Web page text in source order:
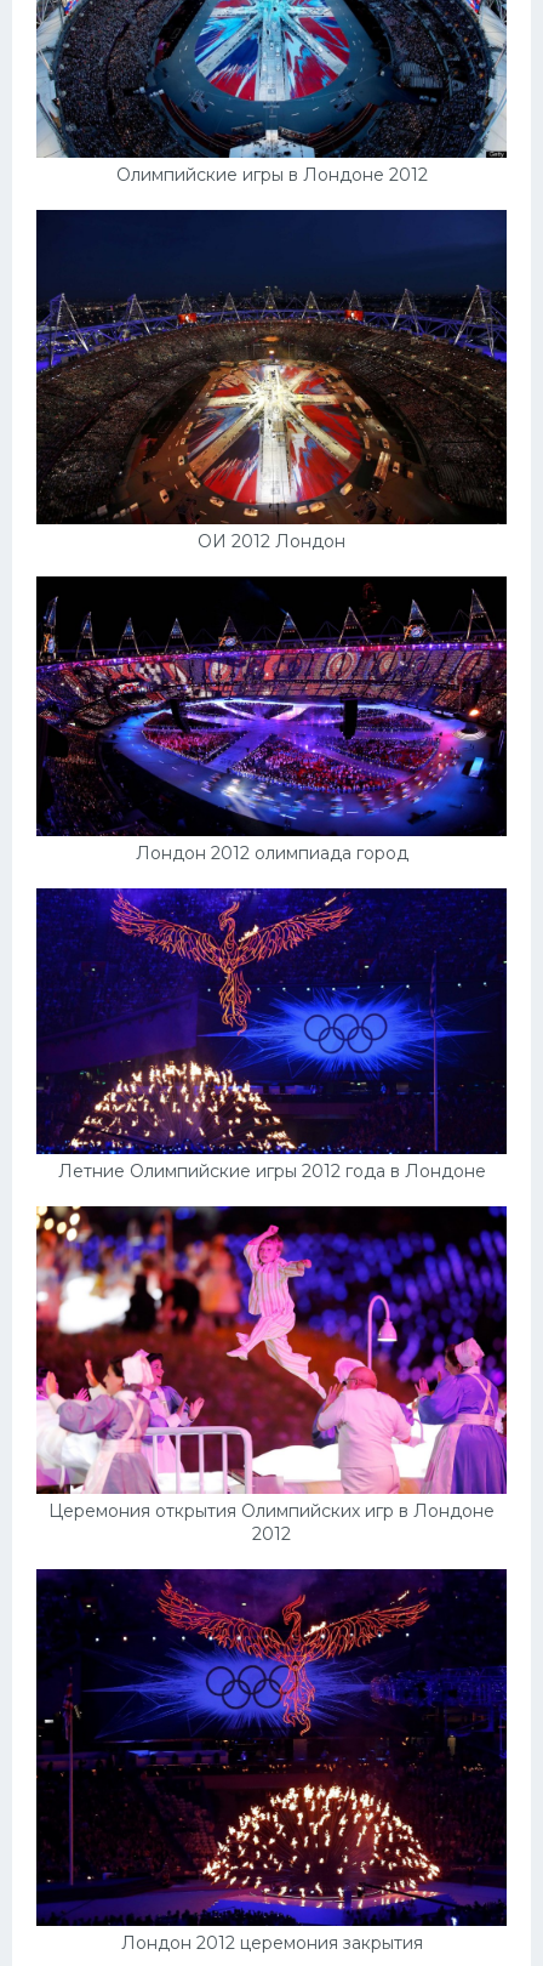
Олимпийские игры в Лондоне 2012
ОИ 2012 Лондон
Лондон 2012 олимпиада город
Летние Олимпийские игры 2012 года в Лондоне
Церемония открытия Олимпийских игр в Лондоне
2012
Лондон 2012 церемония закрытия